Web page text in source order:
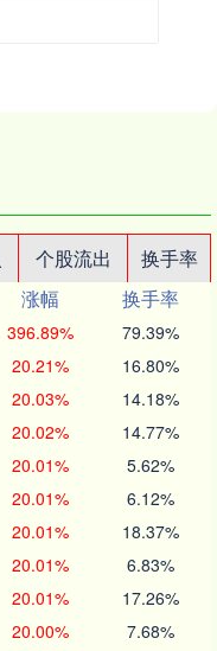
个股流出
换手率
涨幅
换手率
396.89% 79.39%
20.21% 16.80%
20.03% 14.18%
20.02% 14.77%
20.01% 5.62%
20.01% 6.12%
20.01% 18.37%
20.01% 6.83%
20.01% 17.26%
20.00% 7.68%